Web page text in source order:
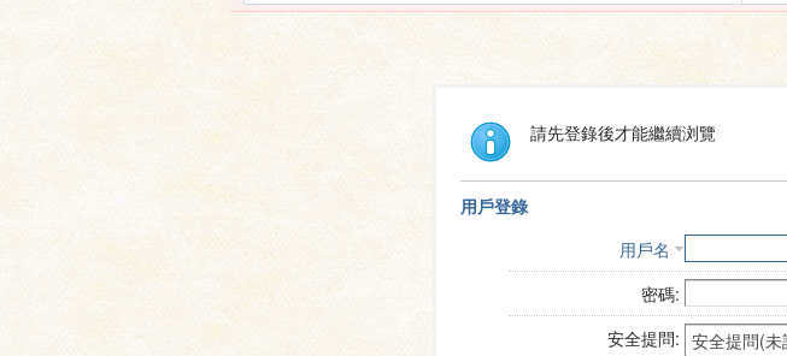
請先登錄後才能繼續浏覽
用戶登錄
用戶名
密碼:
安全提問: